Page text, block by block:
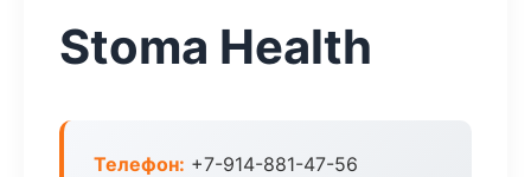
Stoma Health
Телефон: +7-914-881-47-56